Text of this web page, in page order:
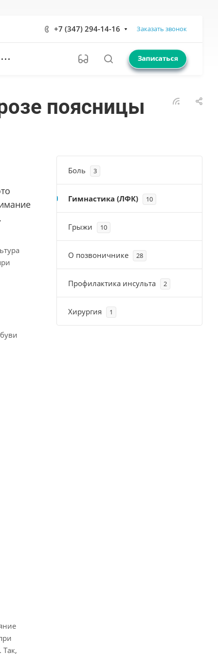
+7 (347) 294-14-16 Заказать звонок
Записаться
поясницы
Так,
Боль 3
Гимнастика (ЛФК) 10
Грыжи 10
О позвоничнике 28
Профилактика инсульта 2
Хирургия 1